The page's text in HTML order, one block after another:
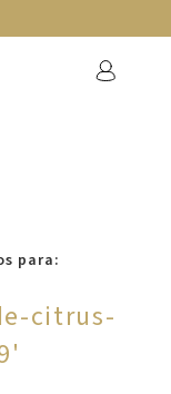
para:
citrus-
'